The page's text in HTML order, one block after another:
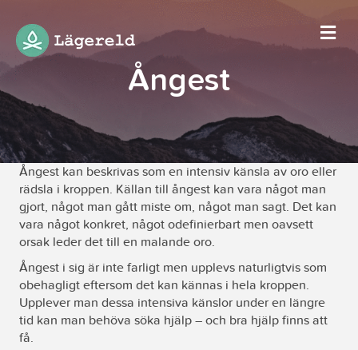
Ångest
Ångest kan beskrivas som en intensiv känsla av oro eller
rädsla i kroppen. Källan till ångest kan vara något man
gjort, något man gått miste om, något man sagt. Det kan
vara något konkret, något odefinierbart men oavsett
orsak leder det till en malande oro.
Ångest i sig är inte farligt men upplevs naturligtvis som
obehagligt eftersom det kan kännas i hela kroppen.
Upplever man dessa intensiva känslor under en längre
tid kan man behöva söka hjälp – och bra hjälp finns att
få.